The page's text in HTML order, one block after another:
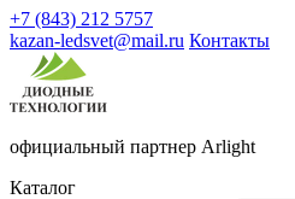
+7 (843) 212 5757
kazan-ledsvet@mail.ru Контакты
официальный партнер Arlight
Каталог